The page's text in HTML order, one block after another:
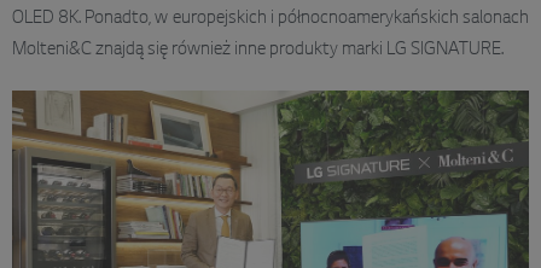
OLED 8K. Ponadto, w europejskich i północnoamerykańskich salonach
Molteni&C znajdą się również inne produkty marki LG SIGNATURE.